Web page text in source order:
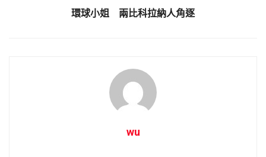
環球小姐 兩比科拉納人角逐
wu